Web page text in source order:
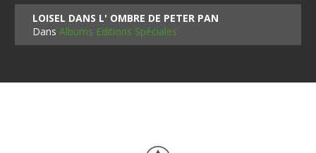
LOISEL DANS L' OMBRE DE PETER PAN
DansAlbums Editions Spéciales